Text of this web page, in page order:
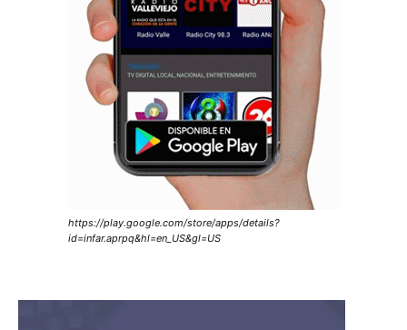
https://play.google.com/store/apps/details?
id=infar.aprpq&hl=en_US&gl=US